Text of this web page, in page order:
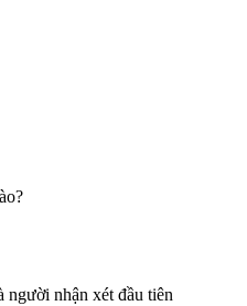
người nhận xét đầu tiên